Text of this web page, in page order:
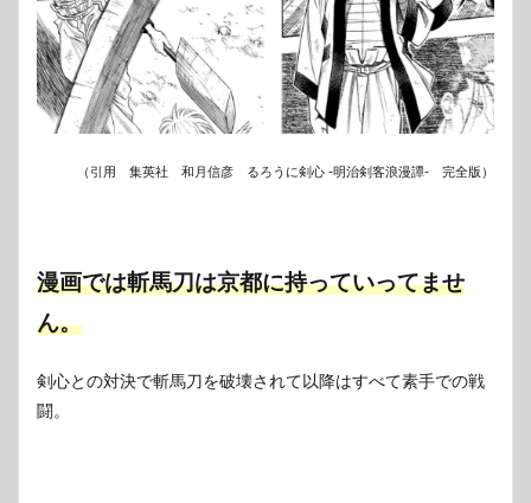
（引用 集英社 和月信彦 るろうに剣心 -明治剣客浪漫譚- 完全版）
漫画では斬馬刀は京都に持っていってませ
ん。
剣心との対決で斬馬刀を破壊されて以降はすべて素手での戦
闘。